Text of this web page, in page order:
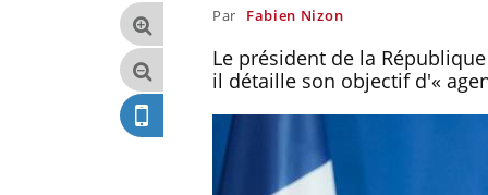
Par Fabien Nizon
Le président de la
il détaille son objectif d'«